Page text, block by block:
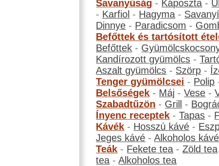
Savanyúság - Káposzta -
- Karfiol - Hagyma -
Dinnye - Paradicsom -
Befőttek és tartósított
Befőttek -
Kandírozott gyümölcs -
Aszalt gyümölcs - Szörp -
Tenger gyümölcsei - Polip
Belsőségek - Máj -Vese -
Szabadtűzön - Grill -
Ínyenc receptek -Tapas -
Kávék - Hosszú kávé -
Jeges kávé -Alkoholos kávé
Teák - Fekete tea -Zöld tea
tea -Alkoholos tea